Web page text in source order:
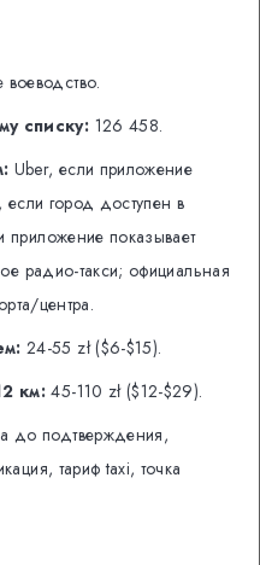
списку: 126 458.
Uber, если приложение
город доступен в
приложение показывает
радио-такси; официальная
центра.
24-55 zł ($6-$15).
км:45-110 zł ($12-$29).
до подтверждения,
тариф taxi, точка